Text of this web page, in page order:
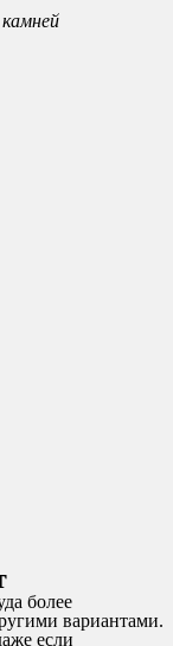
более
вариантами.
если